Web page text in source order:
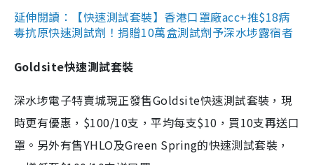
延伸閱讀：【快速測試套裝】香港口罩廠acc+推$18病
毒抗原快速測試劑！捐贈10萬盒測試劑予深水埗露宿者
Goldsite快速測試套裝
深水埗電子特賣城現正發售Goldsite快速測試套裝，現
時更有優惠，$100/10支，平均每支$10，買10支再送口
罩。另外有售YHLO及Green Spring的快速測試套裝，